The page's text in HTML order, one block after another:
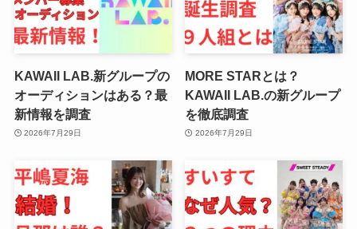
KAWAII LAB.新グループの
オーディションはある？最
新情報を調査
2026年7月29日
MORE STARとは？
KAWAII LAB.の新グループ
を徹底調査
2026年7月29日